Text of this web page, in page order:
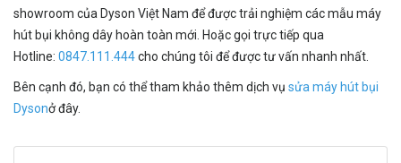
showroom của Dyson Việt Nam để được trải nghiệm các mẫu máy
hút bụi không dây hoàn toàn mới. Hoặc gọi trực tiếp qua
Hotline: 0847.111.444cho chúng tôi để được tư vấn nhanh nhất.
Bên cạnh đó, bạn có thể tham khảo thêm dịch vụ sửa máy hút bụi
Dysonở đây.